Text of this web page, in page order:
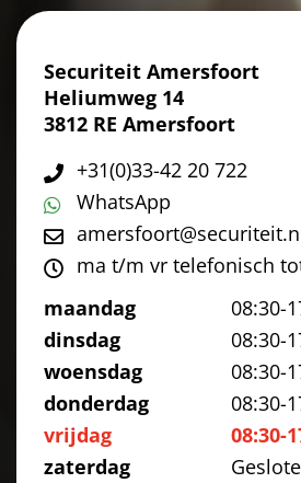
Securiteit Amersfoort
Heliumweg 14
3812 RE Amersfoort
+31(0)33-42 20 722
WhatsApp
ma t/m vr telefonisch
maandag
08:30-
dinsdag
08:30-
woensdag
08:30-
donderdag
08:30-
vrijdag
08:30-
zaterdag